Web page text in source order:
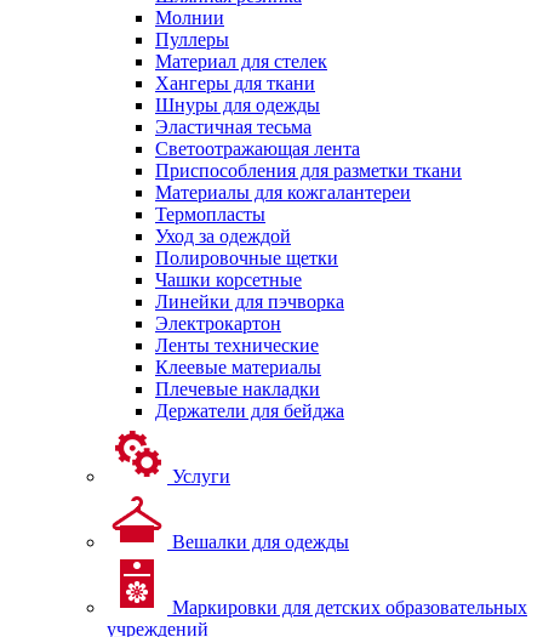
Молнии
Пуллеры
Материал для стелек
Хангеры для ткани
Шнуры для одежды
Эластичная тесьма
Светоотражающая лента
Приспособления для разметки ткани
Материалы для кожгалантереи
Термопласты
Уход за одеждой
Полировочные щетки
Чашки корсетные
Линейки для пэчворка
Электрокартон
Ленты технические
Клеевые материалы
Плечевые накладки
Держатели для бейджа
Услуги
Вешалки для одежды
Маркировки для детских образовательных
учреждений